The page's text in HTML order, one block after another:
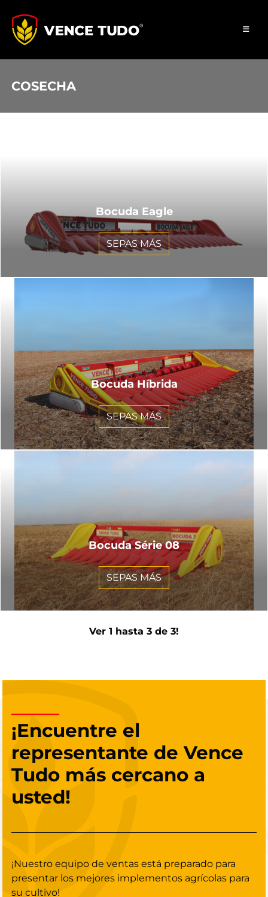
COSECHA
Bocuda Eagle
SEPAS MÁS
Bocuda Híbrida
SEPAS MÁS
Bocuda Série 08
SEPAS MÁS
Ver 1 hasta 3 de 3!
¡Encuentre el
representante de Vence
Tudo más cercano a
usted!
¡Nuestro equipo de ventas está preparado para
presentar los mejores implementos agrícolas para
su cultivo!